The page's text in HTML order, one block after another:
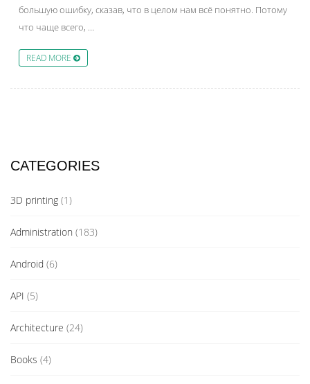
большую ошибку, сказав, что в целом нам всё понятно. Потому
что чаще всего, …
READ MORE
CATEGORIES
3D printing (1)
Administration (183)
Android (6)
API (5)
Architecture (24)
Books (4)